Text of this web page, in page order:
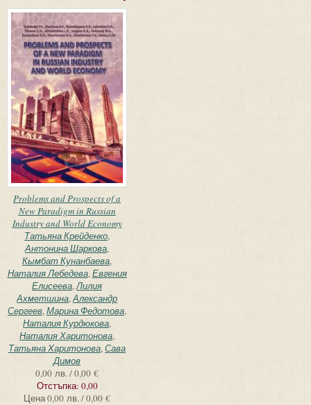
Problems and Prospects of a
New Paradigm in Russian
Industry and World Economy
Татьяна Крейденко,
Антонина Шаркова,
Кымбат Кунанбаева,
Наталия Лебедева,Евгения
Елисеева,Лилия
Ахметшина,Александр
Сергеев,Марина Федотова,
Наталия Курдюкова,
Наталия Харитонова,
Татьяна Харитонова,Сава
Димов
0,00 лв. / 0,00 €
Отстъпка: 0,00
Цена0,00 лв. / 0,00 €